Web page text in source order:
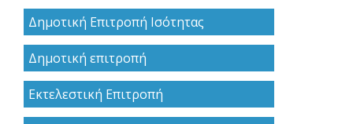
Δημοτική Επιτροπή Ισότητας
Δημοτική επιτροπή
Εκτελεστική Επιτροπή